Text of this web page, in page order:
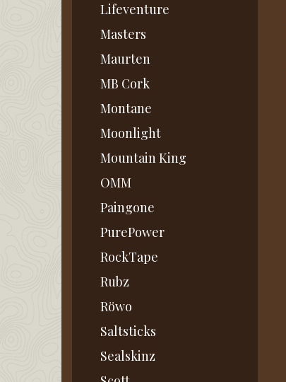
Lifeventure
Masters
Maurten
MB Cork
Montane
Moonlight
Mountain King
OMM
Paingone
PurePower
RockTape
Rubz
Röwo
Saltsticks
Sealskinz